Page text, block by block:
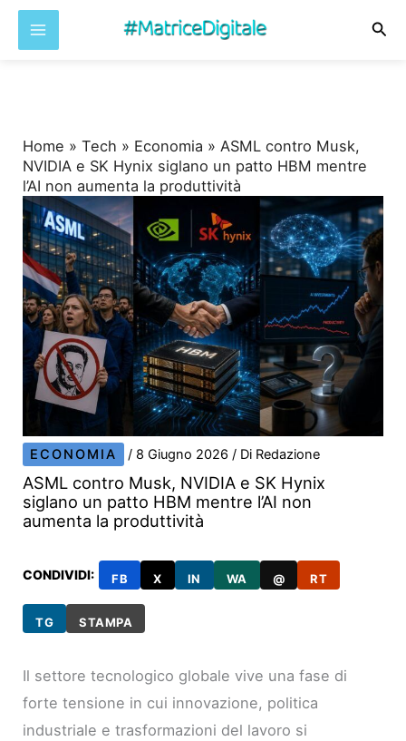
Home »Tech » Economia »ASML contro Musk,
NVIDIA e SK Hynix siglano un patto HBM mentre
l’AI non aumenta la produttività
ECONOMIA / 8 Giugno 2026/ Di Redazione
ASML contro Musk, NVIDIA e SK Hynix
siglano un patto HBM mentre l’AI non
aumenta la produttività
CONDIVIDI: FB X IN WA @ RT
TG STAMPA
Il settore tecnologico globale vive una fase di
forte tensione in cui innovazione, politica
industriale e trasformazioni del lavoro si